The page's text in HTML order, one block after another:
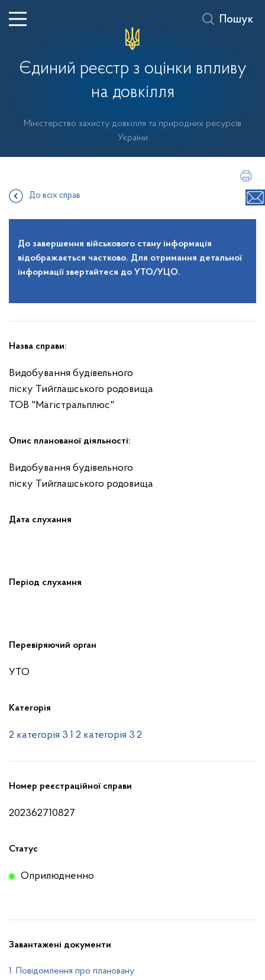
Єдиний реєстр з оцінки впливу
на довкілля
Міністерство захисту довкілля та природних ресурсів
України
Пошук
До всіх справ
До завершення військового стану інформація
відображається частково. Для отримання детальної
інформації звертайтеся до УТО/УЦО.
Назва справи:
Видобування будівельного
піску Тийглашського родовища
ТОВ "Магістральплюс"
Опис планованої діяльності:
Видобування будівельного
піску Тийглашського родовища
Дата слухання
Період слухання
Перевіряючий орган
УТО
Категорія
2 категорія 3.1 2 категорія 3.2
Номер реєстраційної справи
202362710827
Статус
Оприлюдненно
Завантажені документи
1. Повідомлення про плановану